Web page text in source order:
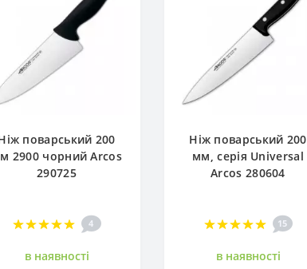
поварський 200
2900 чорний Arcos
290725
4
в наявностi
Ніж поварський 200
мм, серія Universal
Arcos 280604
15
в наявностi